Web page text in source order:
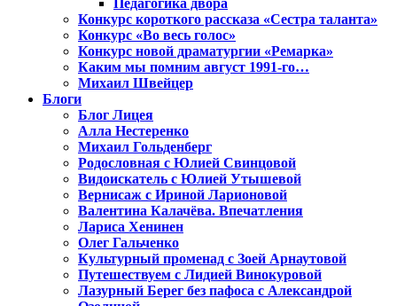
Педагогика двора
Конкурс короткого рассказа «Сестра таланта»
Конкурс «Во весь голос»
Конкурс новой драматургии «Ремарка»
Каким мы помним август 1991-го…
Михаил Швейцер
Блоги
Блог Лицея
Алла Нестеренко
Михаил Гольденберг
Родословная с Юлией Свинцовой
Видоискатель с Юлией Утышевой
Вернисаж с Ириной Ларионовой
Валентина Калачёва. Впечатления
Лариса Хенинен
Олег Гальченко
Культурный променад с Зоей Арнаутовой
Путешествуем с Лидией Винокуровой
Лазурный Берег без пафоса с Александрой